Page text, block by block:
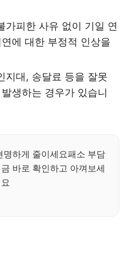
가피한 사유 없이 기일 연
에 대한 부정적 인상을
지대, 송달료 등을 잘못
생하는 경우가 있습니
명하게 줄이세요패소 부담
바로 확인하고 아껴보세
요